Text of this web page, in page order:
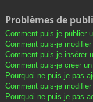
Problèmes de
Comment puis-je publier
Comment puis-je
Comment puis-je insérer
Comment puis-je créer
Pourquoi ne puis-je pas
Comment puis-je
Pourquoi ne puis-je pas